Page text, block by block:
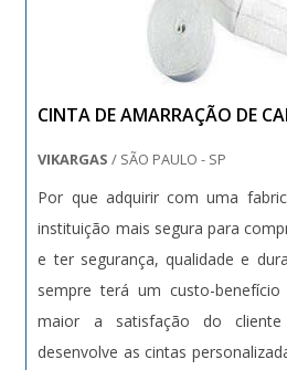
CINTA DE AMARRAÇÃO DE
VIKARGAS / SÃO PAULO - SP
Por que adquirir com uma
instituição mais segura para
e ter segurança, qualidade e
sempre terá um custo-
maior a satisfação do
desenvolve as cintas